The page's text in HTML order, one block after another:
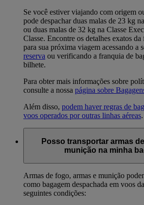
Se você estiver viajando com origem
pode despachar duas malas de 23 kg
ou duas malas de 32 kg na Classe
Classe. Encontre os detalhes exatos
para sua próxima viagem acessando a
reserva ou verificando a franquia de
bilhete.
Para obter mais informações sobre
consulte a nossa página sobre
Além disso, podem haver regras de
voos operados por outras linhas aéreas.
Posso transportar armas
munição na minha
Armas de fogo, armas e munição
como bagagem despachada em voos
seguintes condições: